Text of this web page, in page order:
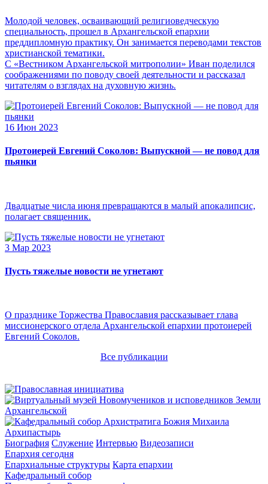
Молодой человек, осваивающий религиоведческую
специальность, прошел в Архангельской епархии
преддипломную практику. Он занимается переводами текстов
христианской тематики.
С «Вестником Архангельской митрополии» Иван поделился
соображениями по поводу своей деятельности и рассказал
читателям о взглядах на духовную жизнь.
16 Июн 2023
Протоиерей Евгений Соколов: Выпускной — не повод для
пьянки
Двадцатые числа июня превращаются в малый апокалипсис,
полагает священник.
3 Мар 2023
Пусть тяжелые новости не угнетают
О празднике Торжества Православия рассказывает глава
миссионерского отдела Архангельской епархии протоиерей
Евгений Соколов.
Все публикации
Архипастырь
Биография Служение Интервью Видеозаписи
Епархия сегодня
Епархиальные структуры Карта епархии
Кафедральный собор